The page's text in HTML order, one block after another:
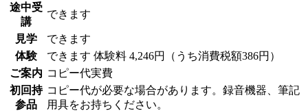
途中受
講
できます
見学
できます
体験
できます 体験料 4,246円（うち消費税額386円）
ご案内 コピー代実費
初回持
参品
コピー代が必要な場合があります。録音機器、筆記
用具をお持ちください。